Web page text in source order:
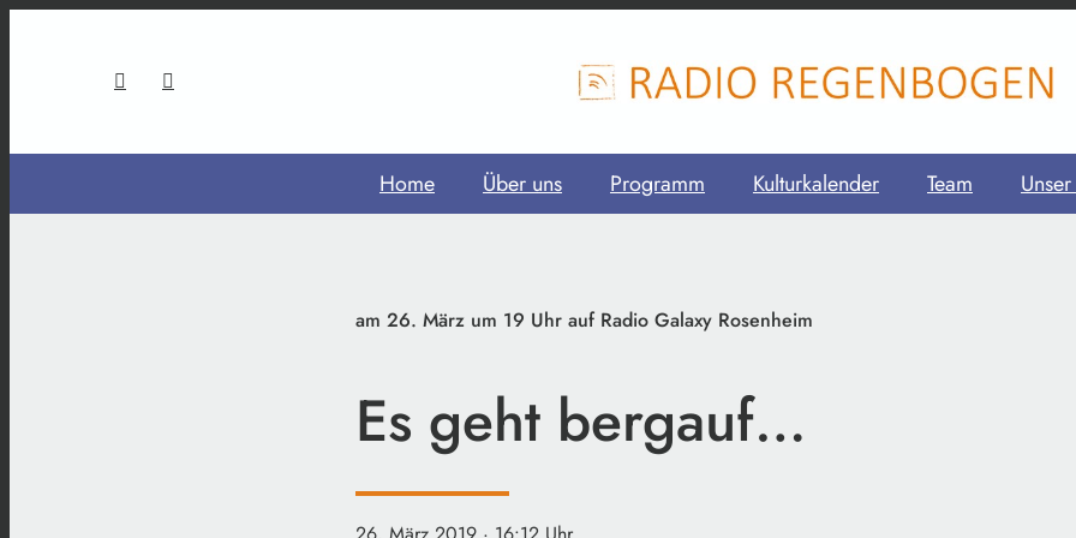
Home Über uns Programm Kulturkalender Team
am 26. März um 19 Uhr auf Radio Galaxy Rosenheim
Es geht bergauf…